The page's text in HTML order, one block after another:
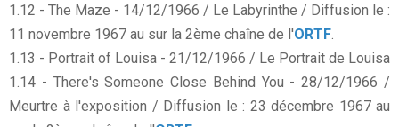
1.12 - The Maze - 14/12/1966 / Le Labyrinthe / Diffusion le :
11 novembre 1967 au sur la 2ème chaîne de l'ORTF
1.13 - Portrait of Louisa - 21/12/1966 / Le Portrait de Louisa
1.14 - There's Someone Close Behind You - 28/12/1966 /
Meurtre à l'exposition / Diffusion le : 23 décembre 1967 au